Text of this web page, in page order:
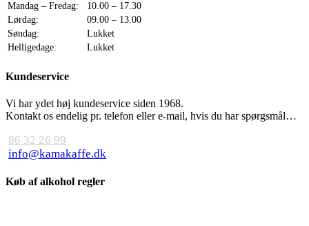
Mandag – Fredag:
10.00 – 17.30
Lørdag:
09.00 – 13.00
Søndag:
Lukket
Helligedage:
Lukket
Kundeservice
Vi har ydet høj kundeservice siden 1968.
Kontakt os endelig pr. telefon eller e-mail, hvis du har spørgsmål…
86 32 26 99
info@kamakaffe.dk
Køb af alkohol regler